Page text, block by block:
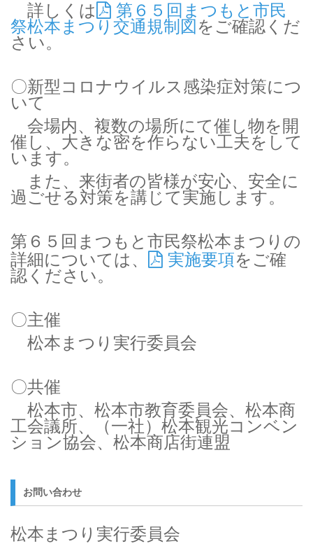
詳しくは
第６５回まつもと市民
祭松本まつり交通規制図 をご確認くだ
さい。
〇新型コロナウイルス感染症対策につ
いて
会場内、複数の場所にて催し物を開
催し、大きな密を作らない工夫をして
います。
また、来街者の皆様が安心、安全に
過ごせる対策を講じて実施します。
第６５回まつもと市民祭松本まつりの
詳細については、
実施要項をご確
認ください。
〇主催
松本まつり実行委員会
〇共催
松本市、松本市教育委員会、松本商
工会議所、（一社）松本観光コンベン
ション協会、松本商店街連盟
お問い合わせ
松本まつり実行委員会